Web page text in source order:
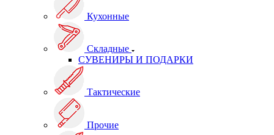
Кухонные
Складные
СУВЕНИРЫ И ПОДАРКИ
Тактические
Прочие